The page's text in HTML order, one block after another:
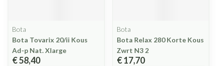
Bota
Bota Tovarix 20/ii Kous
Ad-p Nat. Xlarge
€ 58,40
Bota
Bota Relax 280 Korte Kous
Zwrt N3 2
€ 17,70